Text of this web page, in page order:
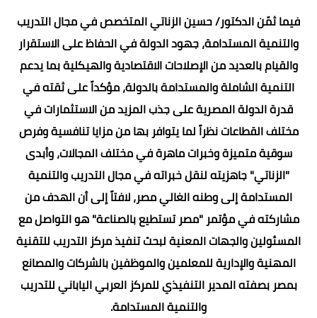
فيما ثمّن الدكتور/ حسين الزناتي المتخصص في مجال التدريب
والتنمية المستدامة، جهود الدولة في الحفاظ على الاستقرار
والقيام بالعديد من الإصلاحات الاقتصادية والهيكلية بما يدعم
التنمية الشاملة والمستدامة بالدولة، مؤكداً على ثقته في
قدرة الدولة المصرية على جذب المزيد من الاستثمارات في
مختلف القطاعات نظراً لما يتوافر بها من مزايا تنافسية وفرص
سوقية متميزة وخبرات ماهرة في مختلف المجالات، وأبدى
"الزناتي" جاهزيته لنقل خبراته في مجال التدريب والتنمية
المستدامة إلى وطنه الغالي مصر، لافتاً إلى أن الهدف من
مشاركته في مؤتمر "مصر تستطيع بالصناعة" هو التواصل مع
المسئولين والجهات المعنية لبحث تنفيذ مركز التدريب للتقنية
المهنية والإدارية للمعلمين والموظفين بالشركات والمصانع
بمصر بصفته المدير التنفيذي للمركز العربي الياباني للتدريب
والتنمية المستدامة.